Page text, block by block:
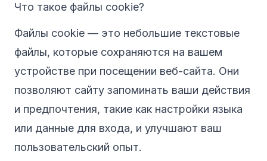
Что такое файлы cookie?
Файлы cookie — это небольшие текстовые
файлы, которые сохраняются на вашем
устройстве при посещении веб-сайта. Они
позволяют сайту запоминать ваши действия
и предпочтения, такие как настройки языка
или данные для входа, и улучшают ваш
пользовательский опыт.